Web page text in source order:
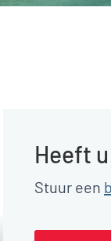
Heeft
Stuur een